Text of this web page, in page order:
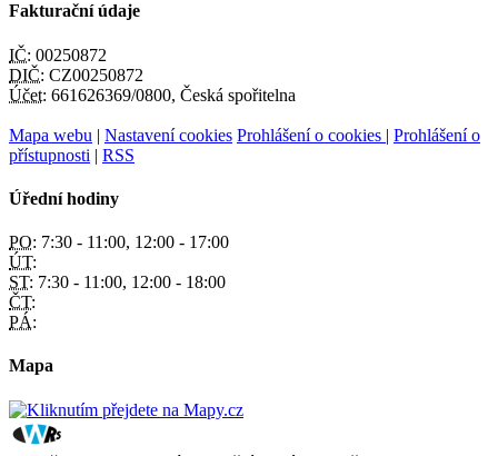
Fakturační údaje
IČ: 00250872
DIČ: CZ00250872
Účet: 661626369/0800, Česká spořitelna
Mapa webu | Nastavení cookies Prohlášení o cookies | Prohlášení o
přístupnosti | RSS
Úřední hodiny
PO: 7:30 - 11:00, 12:00 - 17:00
ÚT:
ST: 7:30 - 11:00, 12:00 - 18:00
ČT:
PÁ:
Mapa